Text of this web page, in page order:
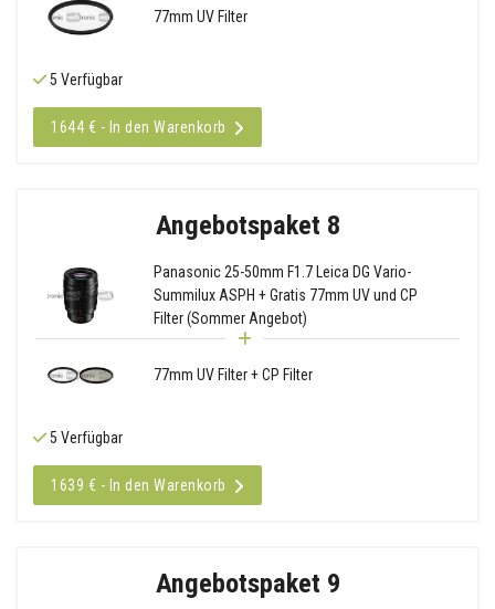
77mm UV Filter
5 Verfügbar
1644 € - In den Warenkorb
Angebotspaket 8
Panasonic 25-50mm F1.7 Leica DG Vario-
Summilux ASPH + Gratis 77mm UV und CP
Filter (Sommer Angebot)
77mm UV Filter + CP Filter
5 Verfügbar
1639 € - In den Warenkorb
Angebotspaket 9